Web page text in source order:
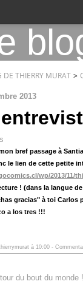
DE THIERRY MURAT >
2013
bref passage à
le lien de cette petite
wp/2013/11/
! (dans la langue
gracias" à toi Carlos
a los tres !!!
à 10:00 -
du bout du monde